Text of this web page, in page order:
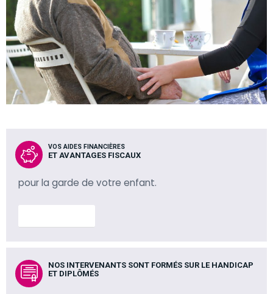
VOS AIDES FINANCIÈRES
ET AVANTAGES FISCAUX
pour la garde de votre enfant.
NOS INTERVENANTS SONT FORMÉS SUR LE HANDICAP
ET DIPLÔMÉS